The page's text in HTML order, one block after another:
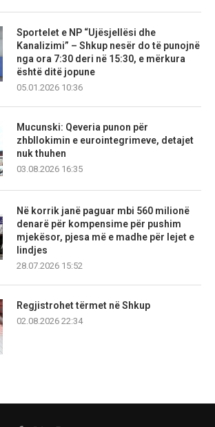
Sportelet e NP “Ujësjellësi dhe
Kanalizimi” – Shkup nesër do të punojnë
nga ora 7:30 deri në 15:30, e mërkura
është ditë jopune
05.01.2026 10:36
Mucunski: Qeveria punon për
zhbllokimin e eurointegrimeve, detajet
nuk thuhen
03.08.2026 16:35
Në korrik janë paguar mbi 560 milionë
denarë për kompensime për pushim
mjekësor, pjesa më e madhe për lejet e
lindjes
28.07.2026 15:52
Regjistrohet tërmet në Shkup
02.08.2026 22:34